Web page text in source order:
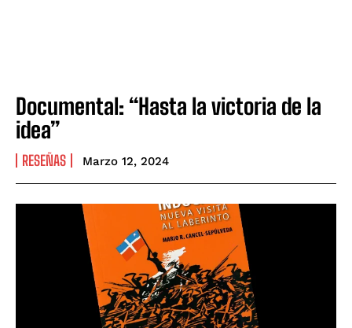
Documental: “Hasta la victoria de la
idea”
RESEÑAS Marzo 12, 2024